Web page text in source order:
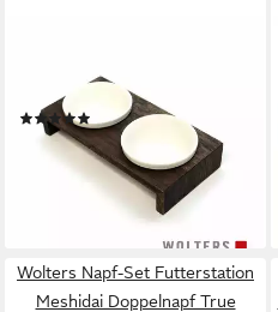
walnuss
(1)
ab 41,39 €
lieferbar - in 8-10 Werktagen bei
Wolters Napf-Set Futterstation
Meshidai Doppelnapf True